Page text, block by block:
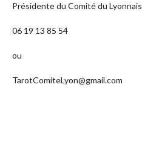
Présidente du Comité du Lyonnais
06 19 13 85 54
ou
TarotComiteLyon@gmail.com